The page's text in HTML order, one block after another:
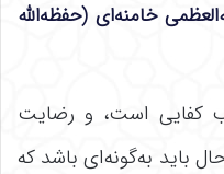
خامنه‌ای (حفظه‌الله
کفایی است، و رضایت
باید به‌گونه‌ای باشد که